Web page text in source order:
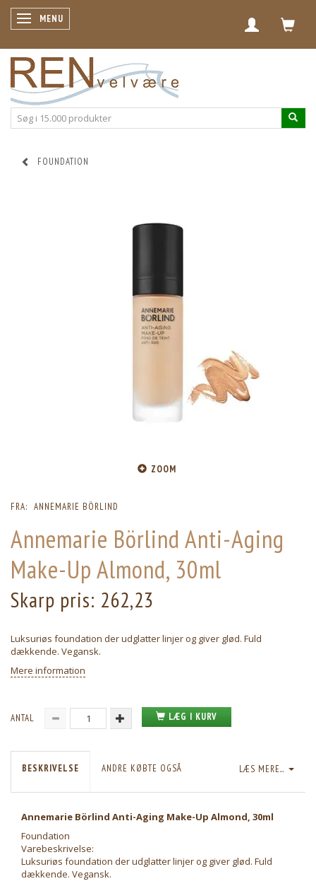
SKIFTE NAVIGATION
MENU
FOUNDATION
ZOOM
FRA: ANNEMARIE BÖRLIND
Annemarie Börlind Anti-Aging
Make-Up Almond, 30ml
Skarp pris: 262,23
Luksuriøs foundation der udglatter linjer og giver glød. Fuld
dækkende. Vegansk.
Mere information
ANTAL LÆG I KURV
LÆS MERE...
BESKRIVELSE ANDRE KØBTE OGSÅ
Annemarie Börlind Anti-Aging Make-Up Almond, 30ml
Foundation
Varebeskrivelse:
Luksuriøs foundation der udglatter linjer og giver glød. Fuld
dækkende. Vegansk.